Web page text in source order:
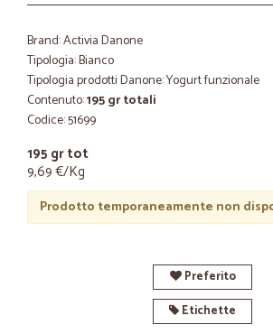
Brand: Activia Danone
Tipologia: Bianco
Tipologia prodotti Danone: Yogurt funzionale
Contenuto:195 gr totali
Codice: 51699
195 gr tot
9,69 €/Kg
Prodotto temporaneamente non
Preferito
Etichette